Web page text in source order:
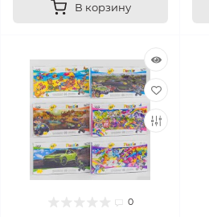
В корзину
0